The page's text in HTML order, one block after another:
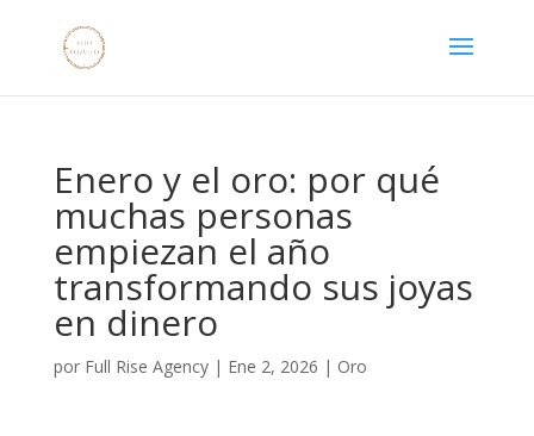
Enero y el oro: por qué
muchas personas
empiezan el año
transformando sus joyas
en dinero
por Full Rise Agency| Ene 2, 2026 | Oro